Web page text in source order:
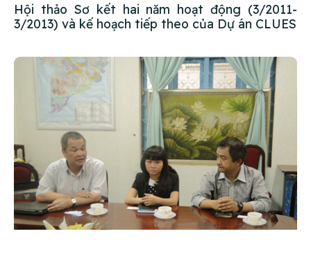
Hội thảo Sơ kết hai năm hoạt động (3/2011-
3/2013) và kế hoạch tiếp theo của Dự án CLUES